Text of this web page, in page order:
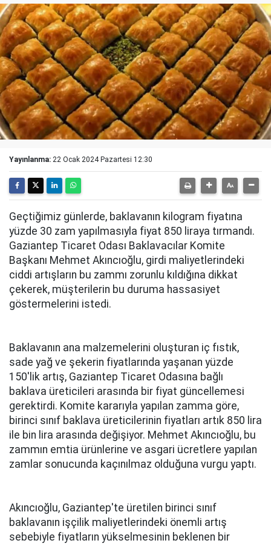
Yayınlanma: 22 Ocak 2024 Pazartesi 12:30
Geçtiğimiz günlerde, baklavanın kilogram fiyatına
yüzde 30 zam yapılmasıyla fiyat 850 liraya tırmandı.
Gaziantep Ticaret Odası Baklavacılar Komite
Başkanı Mehmet Akıncıoğlu, girdi maliyetlerindeki
ciddi artışların bu zammı zorunlu kıldığına dikkat
çekerek, müşterilerin bu duruma hassasiyet
göstermelerini istedi.
Baklavanın ana malzemelerini oluşturan iç fıstık,
sade yağ ve şekerin fiyatlarında yaşanan yüzde
150'lik artış, Gaziantep Ticaret Odasına bağlı
baklava üreticileri arasında bir fiyat güncellemesi
gerektirdi. Komite kararıyla yapılan zamma göre,
birinci sınıf baklava üreticilerinin fiyatları artık 850 lira
ile bin lira arasında değişiyor. Mehmet Akıncıoğlu, bu
zammın emtia ürünlerine ve asgari ücretlere yapılan
zamlar sonucunda kaçınılmaz olduğuna vurgu yaptı.
Akıncıoğlu, Gaziantep'te üretilen birinci sınıf
baklavanın işçilik maliyetlerindeki önemli artış
sebebiyle fiyatların yükselmesinin beklenen bir